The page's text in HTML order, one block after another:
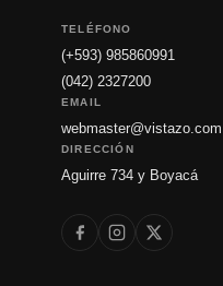
TELÉFONO
(+593) 985860991
(042) 2327200
EMAIL
webmaster@vistazo.com
DIRECCIÓN
Aguirre 734 y Boyacá